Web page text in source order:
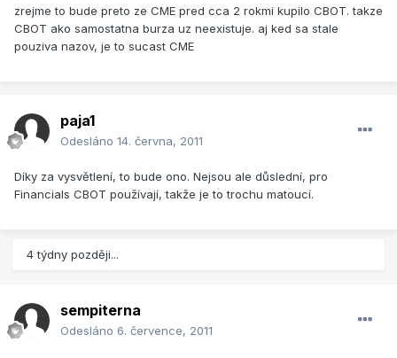
zrejme to bude preto ze CME pred cca 2 rokmi kupilo CBOT. takze
CBOT ako samostatna burza uz neexistuje. aj ked sa stale
pouziva nazov, je to sucast CME
paja1
Odesláno 14. června, 2011
Díky za vysvětlení, to bude ono. Nejsou ale důslední, pro
Financials CBOT používají, takže je to trochu matoucí.
4 týdny později...
sempiterna
Odesláno 6. července, 2011